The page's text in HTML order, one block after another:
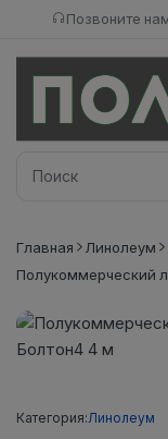
Позвоните
Главная
Линолеум
Полукоммерческий
Категория:Линолеум